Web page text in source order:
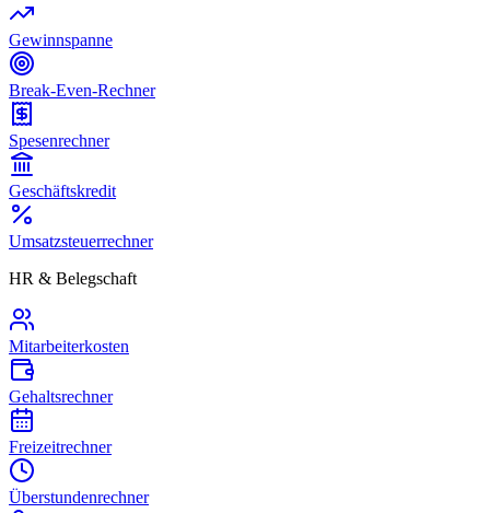
Gewinnspanne
Break-Even-Rechner
Spesenrechner
Geschäftskredit
Umsatzsteuerrechner
HR & Belegschaft
Mitarbeiterkosten
Gehaltsrechner
Freizeitrechner
Überstundenrechner